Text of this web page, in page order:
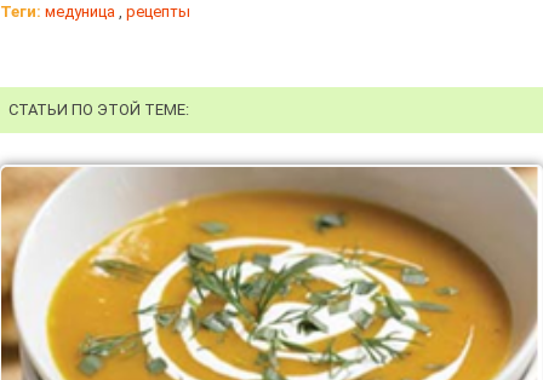
Теги: медуница , рецепты
СТАТЬИ ПО ЭТОЙ ТЕМЕ: